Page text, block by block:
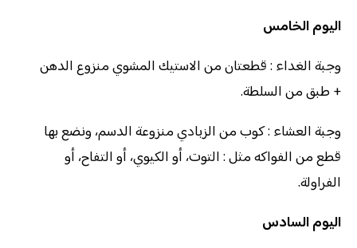
اليوم الخامس
وجبة الغداء : قطعتان من الاستيك المشوي منزوع الدهن
+ طبق من السلطة.
وجبة العشاء : كوب من الزبادي منزوعة الدسم، ونضع بها
قطع من الفواكه مثل : التوت، أو الكيوي، أو التفاح، أو
الفراولة.
اليوم السادس